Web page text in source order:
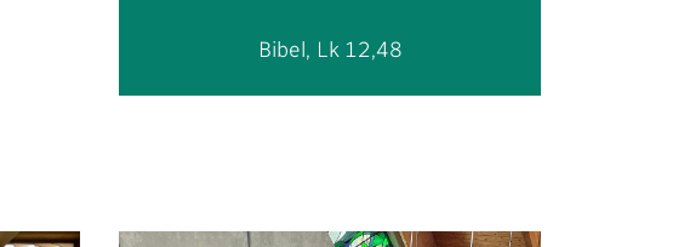
Bibel, Lk 12,48